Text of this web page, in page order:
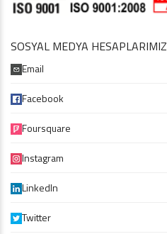
SOSYAL MEDYA HESAPLARIMIZ
Email
Facebook
Foursquare
Instagram
LinkedIn
Twitter